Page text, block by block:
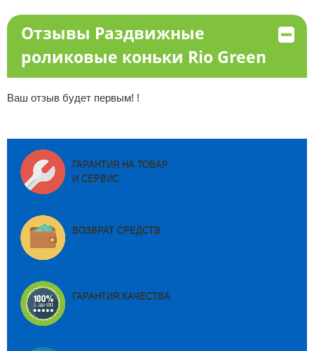
Отзывы Раздвижные
роликовые коньки Rio Green
Ваш отзыв будет первым! !
ГАРАНТИЯ НА ТОВАР
И СЕРВИС
ВОЗВРАТ СРЕДСТВ
ГАРАНТИЯ КАЧЕСТВА